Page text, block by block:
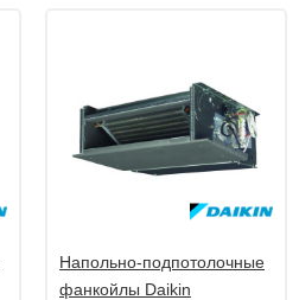
Напольно-подпотолочные
фанкойлы Daikin